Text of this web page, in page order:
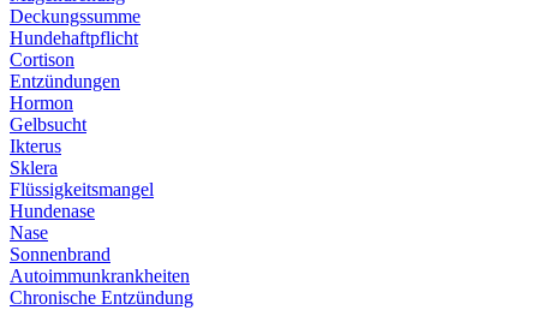
Deckungssumme
Hundehaftpflicht
Cortison
Entzündungen
Hormon
Gelbsucht
Ikterus
Sklera
Flüssigkeitsmangel
Hundenase
Nase
Sonnenbrand
Autoimmunkrankheiten
Chronische Entzündung